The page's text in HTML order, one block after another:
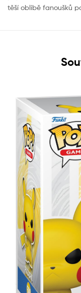
těší oblibě fanoušků